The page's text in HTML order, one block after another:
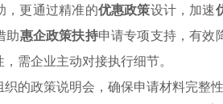
，更通过精准的优惠政策设计，加速
助惠企政策扶持申请专项支持，有效
需企业主动对接执行细节。
的政策说明会，确保申请材料完整